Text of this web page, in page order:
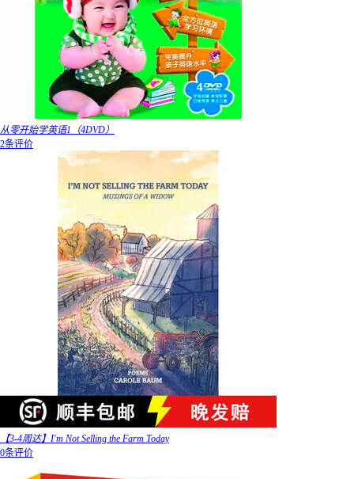
从零开始学英语1（4DVD）
2条评价
【3-4周达】I'm Not Selling the Farm Today
0条评价